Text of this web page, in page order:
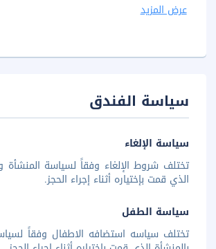
عرض المزيد
سياسة الفندق
سياسة الإلغاء
تختلف شروط الإلغاء وفقاً لسياسة المنشأة
الذي قمت بإختياره أثناء إجراء الحجز.
سياسة الطفل
تختلف سياسه استضافه الاطفال وفقاً